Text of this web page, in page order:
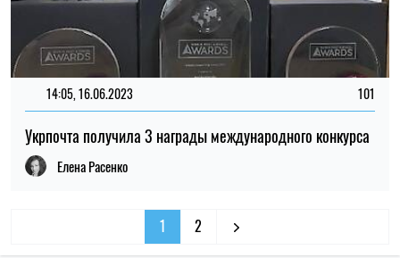
14:05, 16.06.2023 101
Укрпочта получила 3 награды международного конкурса
Елена Расенко
1 2